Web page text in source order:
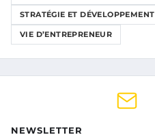
STRATÉGIE ET DÉVELOPPEMENT
VIE D’ENTREPRENEUR
NEWSLETTER